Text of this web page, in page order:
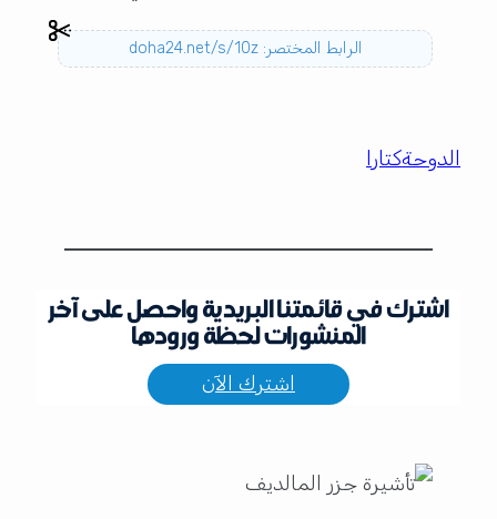
الرابط المختصر: doha24.net/s/10z
الدوحةكتارا
اشترك في قائمتنا البريدية واحصل على آخر
المنشورات لحظة ورودها
اشترك الآن